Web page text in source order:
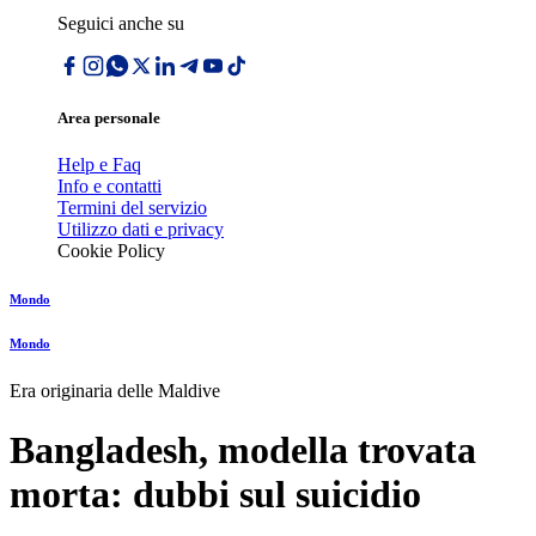
Seguici anche su
Area personale
Help e Faq
Info e contatti
Termini del servizio
Utilizzo dati e privacy
Cookie Policy
Mondo
Mondo
Era originaria delle Maldive
Bangladesh, modella trovata
morta: dubbi sul suicidio